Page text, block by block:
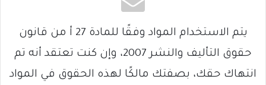
يتم الاستخدام المواد وفقًا للمادة 27 أ من قانون
حقوق التأليف والنشر 2007، وإن كنت تعتقد أنه تم
انتهاك حقك، بصفتك مالكًا لهذه الحقوق في المواد